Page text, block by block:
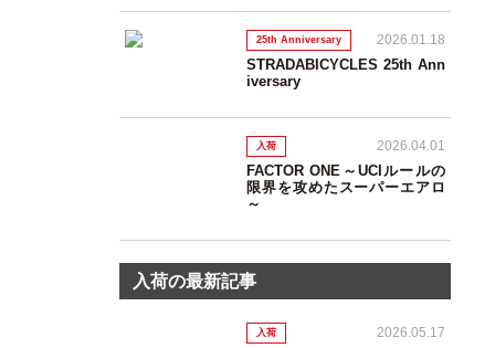
25th Anniversary 2026.01.18
STRADABICYCLES 25th Ann
iversary
入荷 2026.04.01
FACTOR ONE～UCIルールの
限界を攻めたスーパーエアロ
～
入荷の最新記事
入荷 2026.05.17